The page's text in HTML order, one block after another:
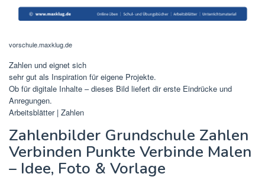
vorschule.maxklug.de
Zahlen und eignet sich
sehr gut als Inspiration für eigene Projekte.
Ob für digitale Inhalte – dieses Bild liefert dir erste Eindrücke und
Anregungen.
Arbeitsblätter | Zahlen
Zahlenbilder Grundschule Zahlen
Verbinden Punkte Verbinde Malen
– Idee, Foto & Vorlage